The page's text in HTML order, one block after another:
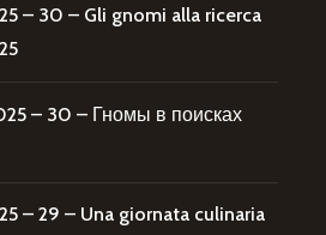
– 30 – Gli gnomi alla ricerca
– 30 – Гномы в поисках
– 29 – Una giornata culinaria